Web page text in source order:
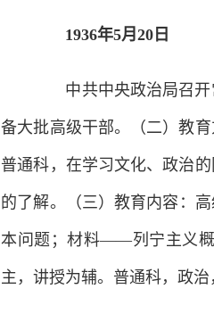
1936年5月20日
中共中央政治局召开
备大批高级干部。（二）教
普通科，在学习文化、政治
的了解。（三）教育内容：
本问题；材料——列宁主义概
主，讲授为辅。普通科，政